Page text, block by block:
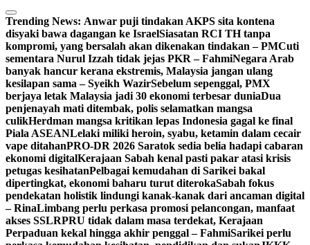
Trending News: Anwar puji tindakan AKPS sita kontena
disyaki bawa dagangan ke IsraelSiasatan RCI TH tanpa
kompromi, yang bersalah akan dikenakan tindakan – PMCuti
sementara Nurul Izzah tidak jejas PKR – FahmiNegara Arab
banyak hancur kerana ekstremis, Malaysia jangan ulang
kesilapan sama – Syeikh WazirSebelum sepenggal, PMX
berjaya letak Malaysia jadi 30 ekonomi terbesar duniaDua
penjenayah mati ditembak, polis selamatkan mangsa
culikHerdman mangsa kritikan lepas Indonesia gagal ke final
Piala ASEANLelaki miliki heroin, syabu, ketamin dalam cecair
vape ditahanPRO-DR 2026 Saratok sedia belia hadapi cabaran
ekonomi digitalKerajaan Sabah kenal pasti pakar atasi krisis
petugas kesihatanPelbagai kemudahan di Sarikei bakal
dipertingkat, ekonomi baharu turut diterokaSabah fokus
pendekatan holistik lindungi kanak-kanak dari ancaman digital
– RinaLimbang perlu perkasa promosi pelancongan, manfaat
akses SSLRPRU tidak dalam masa terdekat, Kerajaan
Perpaduan kekal hingga akhir penggal – FahmiSarikei perlu